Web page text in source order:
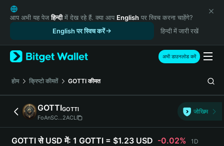
English
日本語
Русский
Español (Latinoamérica)
Türkçe
Italiano
Deutsch
简体中文
繁體中文
Português (Portugal)
आप अभी यह पेजहिन्दीमें देख रहे हैं. क्या आप English पर स्विच करना चाहेंगे?
English पर स्विच करें
हिन्दी में जारी रखें
अभी डाउनलोड करें
होम क्रिप्टो कीमतें GOTTI कीमत
GOTTIGOTTI
FoAnSC...2ACL
जोखिम
GOTTI से USD में: 1 GOTTI = $1.23 USD -0.02% 1D